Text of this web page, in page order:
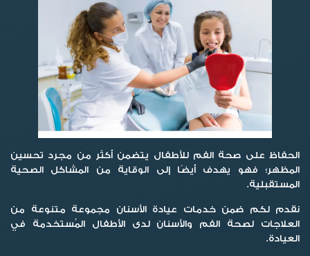
الحفاظ على صحة الفم للأطفال يتضمن أكثر من مجرد تحسين
المظهر؛ فهو يهدف أيضًا إلى الوقاية من المشاكل الصحية
المستقبلية.
نقدم لكم ضمن خدمات عيادة الأسنان مجموعة متنوعة من
العلاجات لصحة الفم والأسنان لدى الأطفال المُستخدمة في
العيادة.